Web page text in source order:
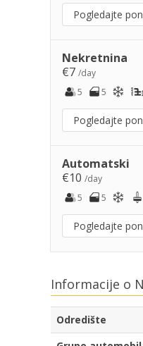
Pogledajte
Nekretnina
€7 /day
5
5
Pogledajte
Automatski
€10 /day
5
5
Pogledajte
Informacije o
Odredište